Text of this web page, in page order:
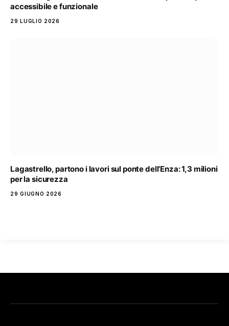
accessibile e funzionale
29 LUGLIO 2026
Lagastrello, partono i lavori sul ponte dell’Enza: 1,3 milioni
per la sicurezza
29 GIUGNO 2026